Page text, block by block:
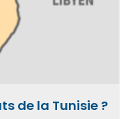
de la Tunisie ?